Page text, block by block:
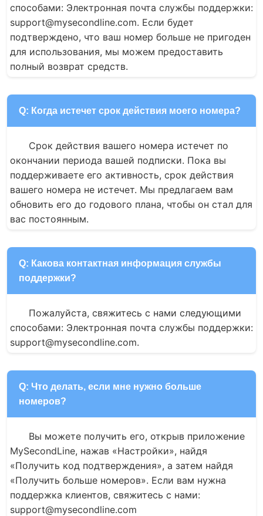
способами: Электронная почта службы поддержки:
support@mysecondline.com. Если будет
подтверждено, что ваш номер больше не пригоден
для использования, мы можем предоставить
полный возврат средств.
Q: Когда истечет срок действия моего номера?
Срок действия вашего номера истечет по
окончании периода вашей подписки. Пока вы
поддерживаете его активность, срок действия
вашего номера не истечет. Мы предлагаем вам
обновить его до годового плана, чтобы он стал для
вас постоянным.
Q: Какова контактная информация службы
поддержки?
Пожалуйста, свяжитесь с нами следующими
способами: Электронная почта службы поддержки:
support@mysecondline.com.
Q: Что делать, если мне нужно больше
номеров?
Вы можете получить его, открыв приложение
MySecondLine, нажав «Настройки», найдя
«Получить код подтверждения», а затем найдя
«Получить больше номеров». Если вам нужна
поддержка клиентов, свяжитесь с нами:
support@mysecondline.com